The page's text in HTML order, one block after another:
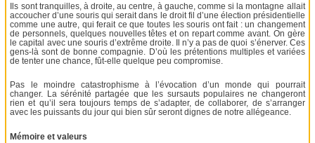
Ils sont tranquilles, à droite, au centre, à gauche, comme si la montagne allait
accoucher d’une souris qui serait dans le droit fil d’une élection présidentielle
comme une autre, qui ferait ce que toutes les souris ont fait : un changement
de personnels, quelques nouvelles têtes et on repart comme avant. On gère
le capital avec une souris d’extrême droite. Il n’y a pas de quoi s’énerver. Ces
gens-là sont de bonne compagnie. D’où les prétentions multiples et variées
de tenter une chance, fût-elle quelque peu compromise.
Pas le moindre catastrophisme à l’évocation d’un monde qui pourrait
changer. La sérénité partagée que les sursauts populaires ne changeront
rien et qu’il sera toujours temps de s’adapter, de collaborer, de s’arranger
avec les puissants du jour qui bien sûr seront dignes de notre allégeance.
Mémoire et valeurs